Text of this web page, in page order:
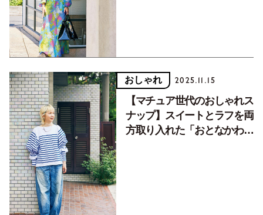
おしゃれ 2025.11.15
【マチュア世代のおしゃれス
ナップ】スイートとラフを両
方取り入れた「おとなかわい